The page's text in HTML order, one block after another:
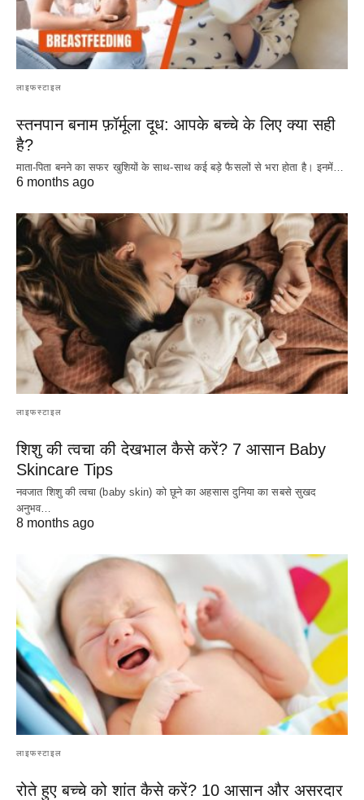
लाइफस्टाइल
स्तनपान बनाम फ़ॉर्मूला दूध: आपके बच्चे के लिए क्या सही
है?
माता-पिता बनने का सफर खुशियों के साथ-साथ कई बड़े फैसलों से भरा होता है। इनमें…
6 months ago
लाइफस्टाइल
शिशु की त्वचा की देखभाल कैसे करें? 7 आसान Baby
Skincare Tips
नवजात शिशु की त्वचा (baby skin) को छूने का अहसास दुनिया का सबसे सुखद
अनुभव…
8 months ago
लाइफस्टाइल
रोते हुए बच्चे को शांत कैसे करें? 10 आसान और असरदार